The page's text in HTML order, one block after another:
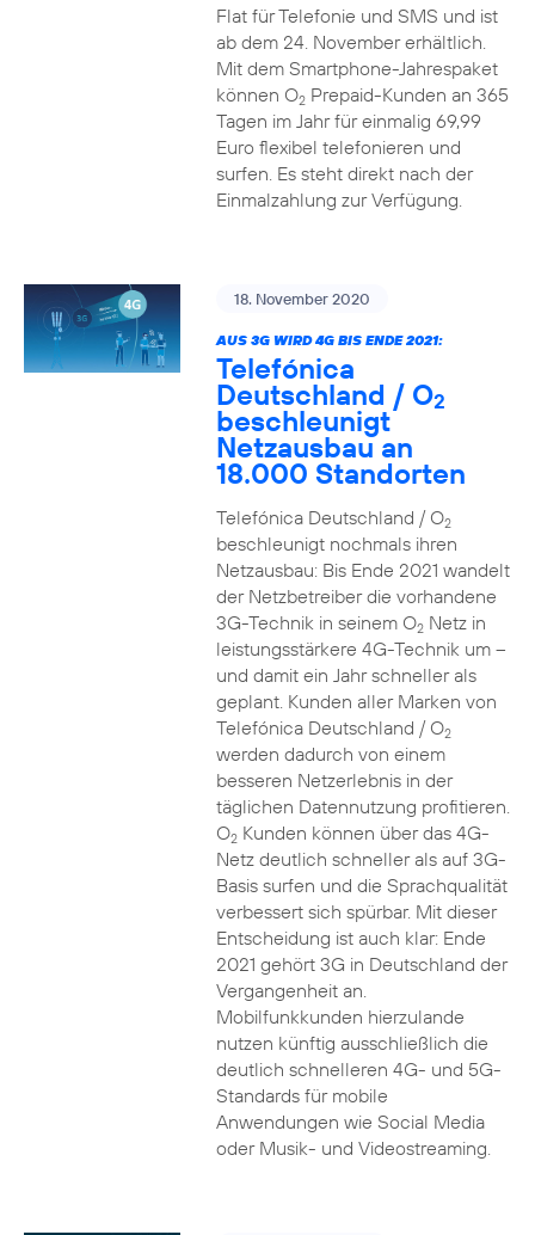
Flat für Telefonie und SMS und ist
ab dem 24. November erhältlich.
Mit dem Smartphone-Jahrespaket
können O2Prepaid-Kunden an 365
Tagen im Jahr für einmalig 69,99
Euro flexibel telefonieren und
surfen. Es steht direkt nach der
Einmalzahlung zur Verfügung.
18. November 2020
AUS 3G WIRD 4G BIS ENDE 2021:
Telefónica
Deutschland / O2
beschleunigt
Netzausbau an
18.000 Standorten
Telefónica Deutschland / O2
beschleunigt nochmals ihren
Netzausbau: Bis Ende 2021 wandelt
der Netzbetreiber die vorhandene
3G-Technik in seinem O2Netz in
leistungsstärkere 4G-Technik um –
und damit ein Jahr schneller als
geplant. Kunden aller Marken von
Telefónica Deutschland / O2
werden dadurch von einem
besseren Netzerlebnis in der
täglichen Datennutzung profitieren.
O2Kunden können über das 4G-
Netz deutlich schneller als auf 3G-
Basis surfen und die Sprachqualität
verbessert sich spürbar. Mit dieser
Entscheidung ist auch klar: Ende
2021 gehört 3G in Deutschland der
Vergangenheit an.
Mobilfunkkunden hierzulande
nutzen künftig ausschließlich die
deutlich schnelleren 4G- und 5G-
Standards für mobile
Anwendungen wie Social Media
oder Musik- und Videostreaming.